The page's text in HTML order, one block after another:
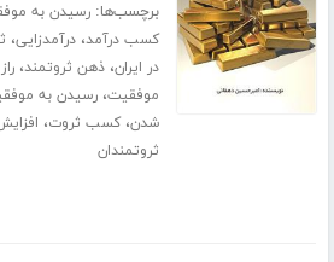
برچسب‌ها:رسیدن به
کسب درآمد،درآمدزایی،
در ایران،ذهن ثروتمند،
موفقیت،رسیدن به
شدن،کسب ثروت،
ثروتمندان